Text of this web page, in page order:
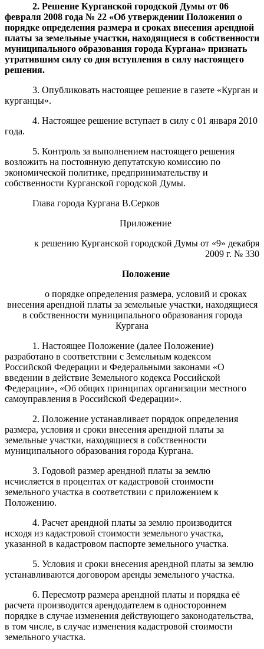
2. Решение Курганской городской Думы от 06
февраля 2008 года № 22 «Об утверждении Положения о
порядке определения размера и сроках внесения арендной
платы за земельные участки, находящиеся в собственности
муниципального образования города Кургана» признать
утратившим силу со дня вступления в силу настоящего
решения.
3. Опубликовать настоящее решение в газете «Курган и
курганцы».
4. Настоящее решение вступает в силу с 01 января 2010
года.
5. Контроль за выполнением настоящего решения
возложить на постоянную депутатскую комиссию по
экономической политике, предпринимательству и
собственности Курганской городской Думы.
Глава города Кургана В.Серков
Приложение
к решению Курганской городской Думы от «9» декабря
2009 г. № 330
Положение
о порядке определения размера, условий и сроках
внесения арендной платы за земельные участки, находящиеся
в собственности муниципального образования города
Кургана
1. Настоящее Положение (далее Положение)
разработано в соответствии с Земельным кодексом
Российской Федерации и Федеральными законами «О
введении в действие Земельного кодекса Российской
Федерации», «Об общих принципах организации местного
самоуправления в Российской Федерации».
2. Положение устанавливает порядок определения
размера, условия и сроки внесения арендной платы за
земельные участки, находящиеся в собственности
муниципального образования города Кургана.
3. Годовой размер арендной платы за землю
исчисляется в процентах от кадастровой стоимости
земельного участка в соответствии с приложением к
Положению.
4. Расчет арендной платы за землю производится
исходя из кадастровой стоимости земельного участка,
указанной в кадастровом паспорте земельного участка.
5. Условия и сроки внесения арендной платы за землю
устанавливаются договором аренды земельного участка.
6. Пересмотр размера арендной платы и порядка её
расчета производится арендодателем в одностороннем
порядке в случае изменения действующего законодательства,
в том числе, в случае изменения кадастровой стоимости
земельного участка.